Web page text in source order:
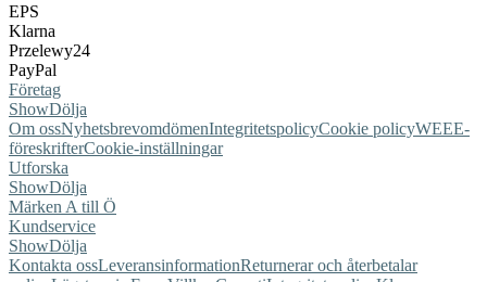
EPS
Klarna
Przelewy24
PayPal
Företag
ShowDölja
Om ossNyhetsbrevomdömenIntegritetspolicyCookie policyWEEE-
föreskrifterCookie-inställningar
Utforska
ShowDölja
Märken A till Ö
Kundservice
ShowDölja
Kontakta ossLeveransinformationReturnerar och återbetalar